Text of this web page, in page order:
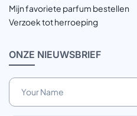
Mijn favoriete parfum bestellen
Verzoek tot herroeping
ONZE NIEUWSBRIEF